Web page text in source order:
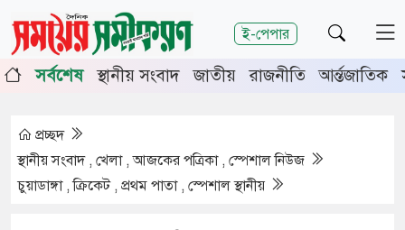
ই-পেপার
শিরোনাম
চুয়াডাঙ্গা-মেহেরপুরে জামায়াতের গণমিছিল
সিনিয়র জেলা জজ রফিকুল ইসলাম
সর্বশেষ স্থানীয় সংবাদ জাতীয় রাজনীতি আর্ন্তজাতিক
প্রচ্ছদ
স্থানীয় সংবাদ , খেলা , আজকের পত্রিকা , স্পেশাল নিউজ
চুয়াডাঙ্গা , ক্রিকেট , প্রথম পাতা , স্পেশাল স্থানীয়